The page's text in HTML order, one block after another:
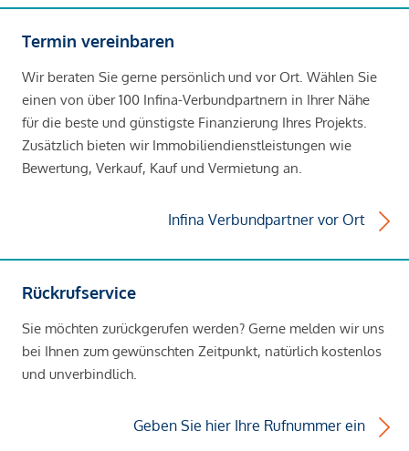
Termin vereinbaren
Wir beraten Sie gerne persönlich und vor Ort. Wählen Sie
einen von über 100 Infina-Verbundpartnern in Ihrer Nähe
für die beste und günstigste Finanzierung Ihres Projekts.
Zusätzlich bieten wir Immobiliendienstleistungen wie
Bewertung, Verkauf, Kauf und Vermietung an.
Infina Verbundpartner vor Ort
Rückrufservice
Sie möchten zurückgerufen werden? Gerne melden wir uns
bei Ihnen zum gewünschten Zeitpunkt, natürlich kostenlos
und unverbindlich.
Geben Sie hier Ihre Rufnummer ein